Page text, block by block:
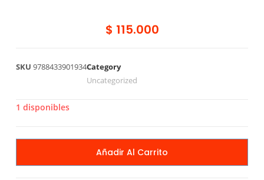
$ 115.000
SKU 9788433901934Category
Uncategorized
1 disponibles
Añadir Al Carrito